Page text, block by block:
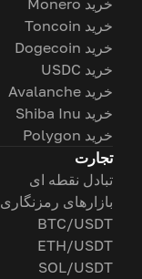
خرید Monero
خرید Toncoin
خرید Dogecoin
خرید USDC
خرید Avalanche
خرید Shiba Inu
خرید Polygon
تجارت
تبادل نقطه ای
بازارهای رمزنگاری
BTC/USDT
ETH/USDT
SOL/USDT